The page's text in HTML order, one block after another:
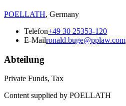
POELLATH, Germany
Telefon+49 30 25353-120
E-Mailronald.buge@pplaw.com
Abteilung
Private Funds, Tax
Content supplied by POELLATH